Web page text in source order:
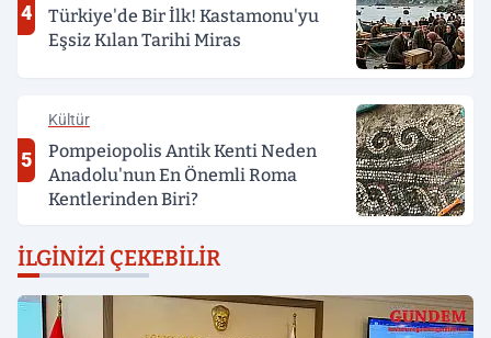
4
Türkiye'de Bir İlk! Kastamonu'yu
Eşsiz Kılan Tarihi Miras
5
Kültür
Pompeiopolis Antik Kenti Neden
Anadolu'nun En Önemli Roma
Kentlerinden Biri?
İLGINIZI ÇEKEBILIR